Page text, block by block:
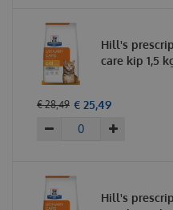
Hill's
care kip 1,5
€ 28,49 € 25,49
Hill's